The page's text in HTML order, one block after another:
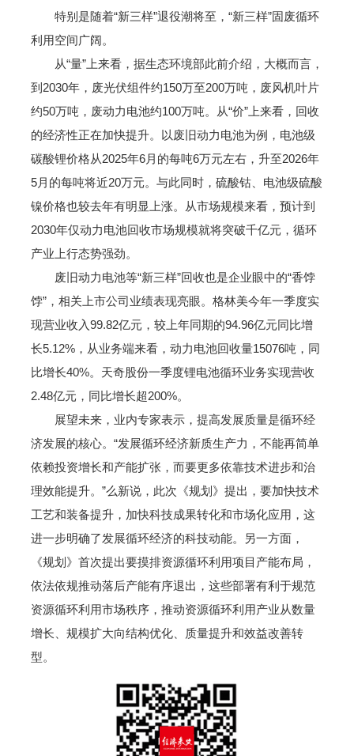
特别是随着“新三样”退役潮将至，“新三样”固废循环
利用空间广阔。
从“量”上来看，据生态环境部此前介绍，大概而言，
到2030年，废光伏组件约150万至200万吨，废风机叶片
约50万吨，废动力电池约100万吨。从“价”上来看，回收
的经济性正在加快提升。以废旧动力电池为例，电池级
碳酸锂价格从2025年6月的每吨6万元左右，升至2026年
5月的每吨将近20万元。与此同时，硫酸钴、电池级硫酸
镍价格也较去年有明显上涨。从市场规模来看，预计到
2030年仅动力电池回收市场规模就将突破千亿元，循环
产业上行态势强劲。
废旧动力电池等“新三样”回收也是企业眼中的“香饽
饽”，相关上市公司业绩表现亮眼。格林美今年一季度实
现营业收入99.82亿元，较上年同期的94.96亿元同比增
长5.12%，从业务端来看，动力电池回收量15076吨，同
比增长40%。天奇股份一季度锂电池循环业务实现营收
2.48亿元，同比增长超200%。
展望未来，业内专家表示，提高发展质量是循环经
济发展的核心。“发展循环经济新质生产力，不能再简单
依赖投资增长和产能扩张，而要更多依靠技术进步和治
理效能提升。”么新说，此次《规划》提出，要加快技术
工艺和装备提升，加快科技成果转化和市场化应用，这
进一步明确了发展循环经济的科技动能。另一方面，
《规划》首次提出要摸排资源循环利用项目产能布局，
依法依规推动落后产能有序退出，这些部署有利于规范
资源循环利用市场秩序，推动资源循环利用产业从数量
增长、规模扩大向结构优化、质量提升和效益改善转
型。